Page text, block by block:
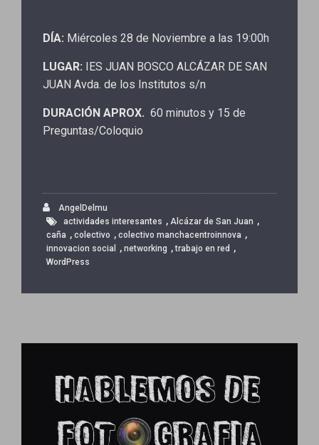
DÍA: Miércoles 28 de Noviembre a las 19:00h
LUGAR: IES JUAN BOSCO ALCÁZAR DE SAN
JUAN Avda. de los Institutos s/n
DURACIÓN APROX. 60 minutos y 15 de
Preguntas/Coloquio
AngelDelmu
actividades interesantes , Alcázar de San Juan ,
caña , colectivo , colectivo manchacentroinnova ,
innovacion social , networking ,trabajo en red ,
WordPress